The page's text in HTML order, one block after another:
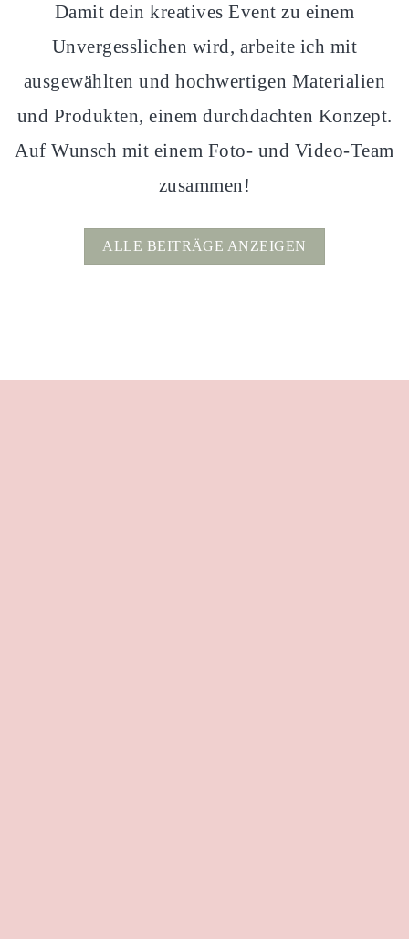
Damit dein kreatives Event zu einem
Unvergesslichen wird, arbeite ich mit
ausgewählten und hochwertigen Materialien
und Produkten, einem durchdachten Konzept.
Auf Wunsch mit einem Foto- und Video-Team
zusammen!
ALLE BEITRÄGE ANZEIGEN